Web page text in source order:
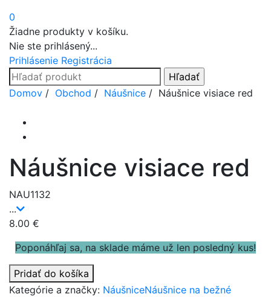
0
Žiadne produkty v košíku.
Nie ste prihlásený...
Prihlásenie Registrácia
Search
for:
Prejsť
obsah
Domov / Obchod / Náušnice / Náušnice visiace red
Náušnice visiace red
NAU1132
...
8.00 €
Poponáhľaj sa, na sklade máme už len posledný kus!
Pridať do košíka
Kategórie a značky: NáušniceNáušnice na bežné